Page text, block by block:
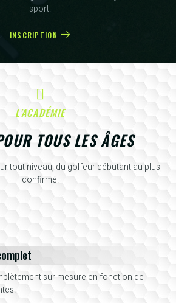
sport.
INSCRIPTION
L'ACADÉMIE
TOUS LES ÂGES
tout niveau, du golfeur débutant au plus
confirmé.
sur mesure en fonction de